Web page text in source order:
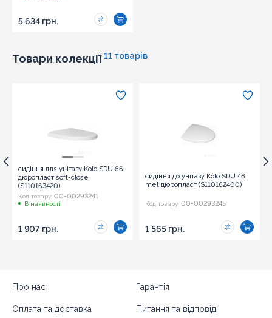
5 634 грн.
Товари колекції 11 товарів
сидіння для унітазу Kolo SDU 66
дюропласт soft-close
(S110163420)
Код товару: 00-00293241
В наявності
1 907 грн.
сидіння до унітазу Kolo SDU 46
met дюропласт (S110162400)
Код товару: 00-00293245
1 565 грн.
Про нас Гарантія
Оплата та доставка Питання та відповіді